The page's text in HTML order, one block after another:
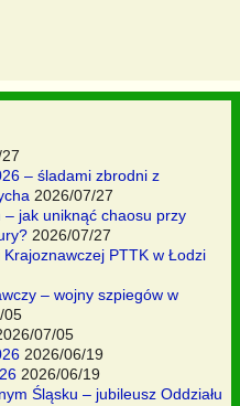
– śladami zbrodni z
2026/07/27
jak uniknąć chaosu przy
2026/07/27
PTTK w Łodzi
– wojny szpiegów w
05
07/05
2026/06/19
2026/06/19
Śląsku – jubileusz Oddziału